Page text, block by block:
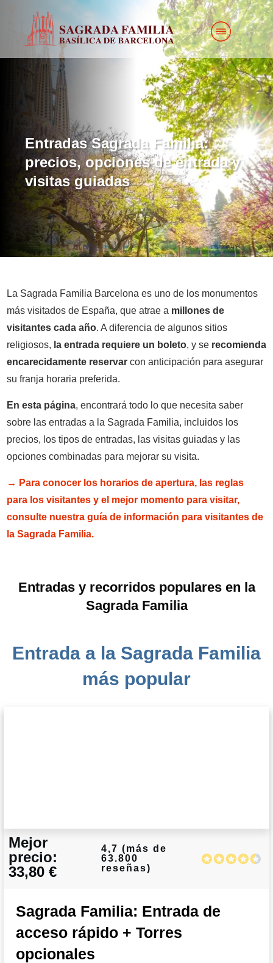
Entradas Sagrada Familia:
precios, opciones de entrada y
visitas guiadas
La Sagrada Familia Barcelona es uno de los monumentos
más visitados de España, que atrae a millones de
visitantes cada año. A diferencia de algunos sitios
religiosos, la entrada requiere un boleto, y se recomienda
encarecidamente reservar con anticipación para asegurar
su franja horaria preferida.
En esta página, encontrará todo lo que necesita saber
sobre las entradas a la Sagrada Familia, incluidos los
precios, los tipos de entradas, las visitas guiadas y las
opciones combinadas para mejorar su visita.
→ Para conocer los horarios de apertura, las reglas
para los visitantes y el mejor momento para visitar,
consulte nuestra guía de información para visitantes de
la Sagrada Familia.
Entradas y recorridos populares en la
Sagrada Familia
Entrada a la Sagrada Familia
más popular
Mejor
precio:
33,80 €
4,7 (más de
63.800
reseñas)
Sagrada Familia: Entrada de
acceso rápido + Torres
opcionales